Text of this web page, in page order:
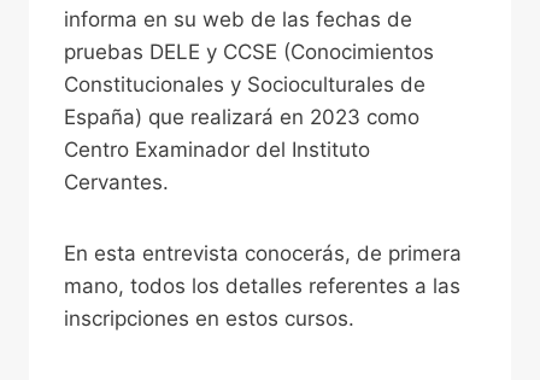
informa en su web de las fechas de
pruebas DELE y CCSE (Conocimientos
Constitucionales y Socioculturales de
España) que realizará en 2023 como
Centro Examinador del Instituto
Cervantes.
En esta entrevista conocerás, de primera
mano, todos los detalles referentes a las
inscripciones en estos cursos.